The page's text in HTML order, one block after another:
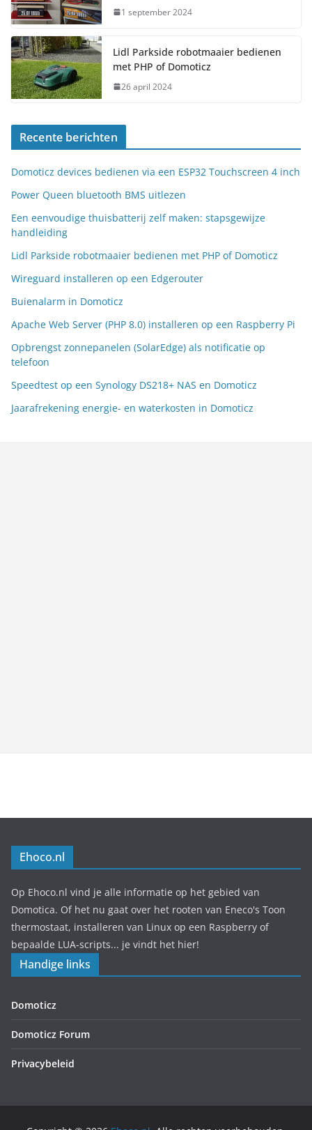
1 september 2024
Lidl Parkside robotmaaier bedienen
met PHP of Domoticz
26 april 2024
Recente berichten
Domoticz devices bedienen via een ESP32 Touchscreen 4 inch
Power Queen bluetooth BMS uitlezen
Een eenvoudige thuisbatterij zelf maken: stapsgewijze
handleiding
Lidl Parkside robotmaaier bedienen met PHP of Domoticz
Wireguard installeren op een Edgerouter
Buienalarm in Domoticz
Apache Web Server (PHP 8.0) installeren op een Raspberry Pi
Opbrengst zonnepanelen (SolarEdge) als notificatie op
telefoon
Speedtest op een Synology DS218+ NAS en Domoticz
Jaarafrekening energie- en waterkosten in Domoticz
Ehoco.nl
Op Ehoco.nl vind je alle informatie op het gebied van
Domotica. Of het nu gaat over het rooten van Eneco's Toon
thermostaat, installeren van Linux op een Raspberry of
bepaalde LUA-scripts... je vindt het hier!
Handige links
Domoticz
Domoticz Forum
Privacybeleid